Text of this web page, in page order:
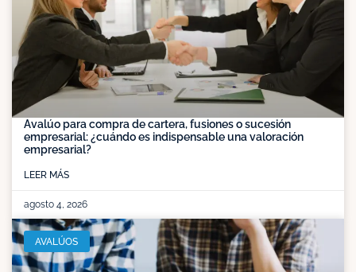
Avalúo para compra de cartera, fusiones o sucesión
empresarial: ¿cuándo es indispensable una valoración
empresarial?
LEER MÁS
agosto 4, 2026
AVALÚOS